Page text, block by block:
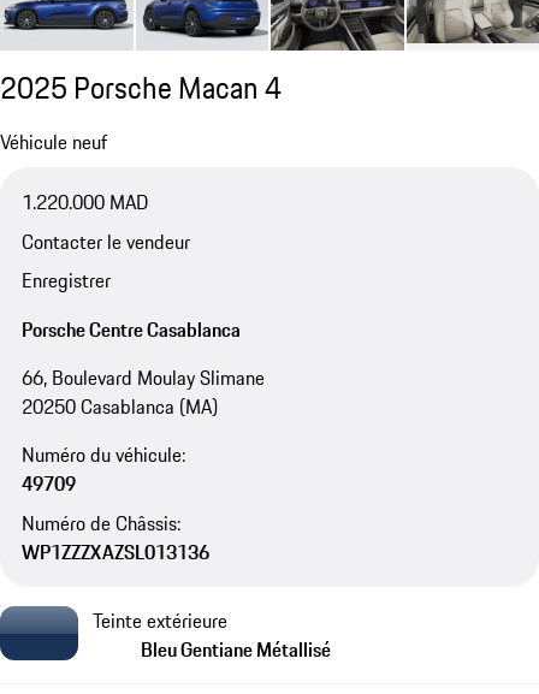
2025 Porsche Macan 4
Véhicule neuf
1.220.000 MAD
Contacter le vendeur
Enregistrer
Porsche Centre Casablanca
66, Boulevard Moulay Slimane
20250 Casablanca (MA)
Numéro du véhicule:
49709
Numéro de Châssis:
WP1ZZZXAZSL013136
Teinte extérieure
Bleu Gentiane Métallisé